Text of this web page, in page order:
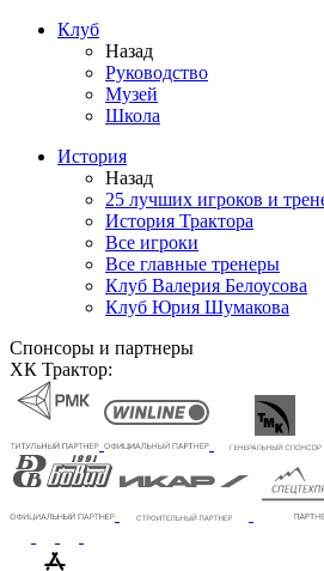
Клуб
Назад
Руководство
Музей
Школа
История
Назад
25 лучших игроков и
История Трактора
Все игроки
Все главные тренеры
Клуб Валерия Белоусова
Клуб Юрия Шумакова
Спонсоры и партнеры
ХК Трактор: